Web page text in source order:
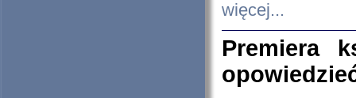
więcej...
Premiera